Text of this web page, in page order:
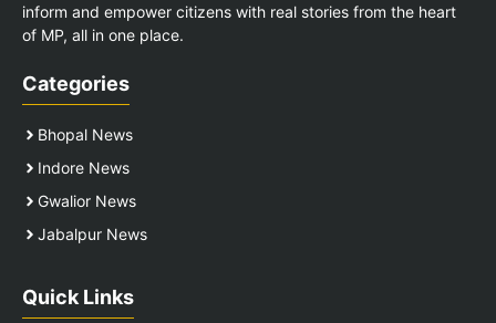
inform and empower citizens with real stories from the heart
of MP, all in one place.
Categories
Bhopal News
Indore News
Gwalior News
Jabalpur News
Quick Links